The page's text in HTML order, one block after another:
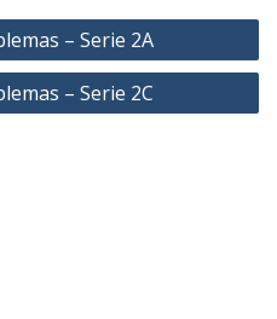
– Serie 2A
– Serie 2C